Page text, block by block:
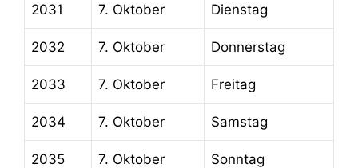
2031 7. Oktober Dienstag
2032 7. Oktober Donnerstag
2033 7. Oktober Freitag
2034 7. Oktober Samstag
2035 7. Oktober Sonntag